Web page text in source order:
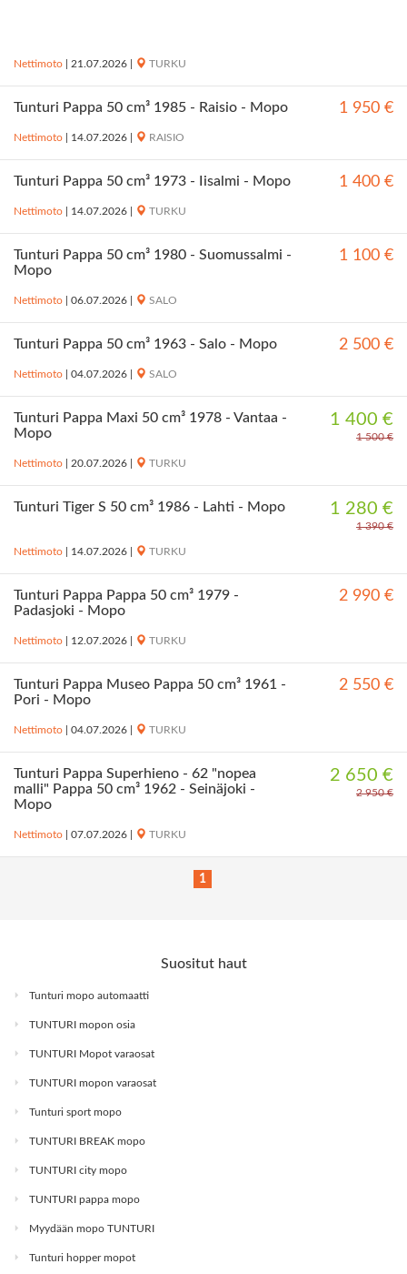
Nettimoto 21.07.2026 TURKU
Tunturi Pappa 50 cm³ 1985 - Raisio - Mopo 1 950 €
Nettimoto 14.07.2026 RAISIO
Tunturi Pappa 50 cm³ 1973 - Iisalmi - Mopo 1 400 €
Nettimoto 14.07.2026 TURKU
Tunturi Pappa 50 cm³ 1980 - Suomussalmi -
Mopo
1 100 €
Nettimoto 06.07.2026 SALO
Tunturi Pappa 50 cm³ 1963 - Salo - Mopo 2 500 €
Nettimoto 04.07.2026 SALO
Tunturi Pappa Maxi 50 cm³ 1978 - Vantaa -
Mopo
1 400 €
1 500 €
Nettimoto 20.07.2026 TURKU
Tunturi Tiger S 50 cm³ 1986 - Lahti - Mopo 1 280 €
1 390 €
Nettimoto 14.07.2026 TURKU
Tunturi Pappa Pappa 50 cm³ 1979 -
Padasjoki - Mopo
2 990 €
Nettimoto 12.07.2026 TURKU
Tunturi Pappa Museo Pappa 50 cm³ 1961 -
Pori - Mopo
2 550 €
Nettimoto 04.07.2026 TURKU
Tunturi Pappa Superhieno - 62 "nopea
malli" Pappa 50 cm³ 1962 - Seinäjoki -
Mopo
2 650 €
2 950 €
Nettimoto 07.07.2026 TURKU
1
Suositut haut
Tunturi mopo automaatti
TUNTURI mopon osia
TUNTURI Mopot varaosat
TUNTURI mopon varaosat
Tunturi sport mopo
TUNTURI BREAK mopo
TUNTURI city mopo
TUNTURI pappa mopo
Myydään mopo TUNTURI
Tunturi hopper mopot